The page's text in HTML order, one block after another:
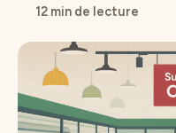
12 min de lecture